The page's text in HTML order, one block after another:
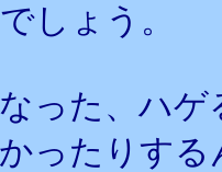
しょう。
った、ハ
ったりす